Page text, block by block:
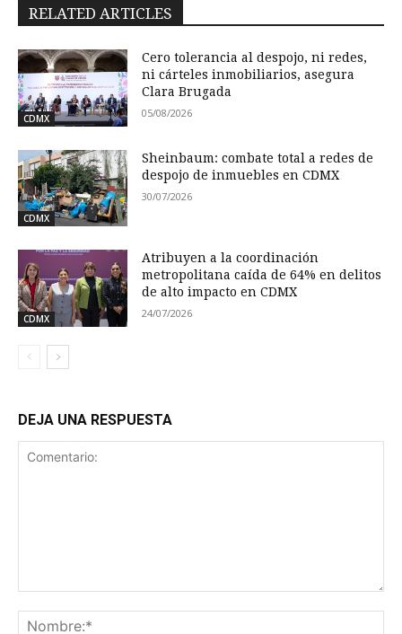
RELATED ARTICLES
CDMX
Cero tolerancia al despojo, ni redes,
ni cárteles inmobiliarios, asegura
Clara Brugada
05/08/2026
CDMX
Sheinbaum: combate total a redes de
despojo de inmuebles en CDMX
30/07/2026
CDMX
Atribuyen a la coordinación
metropolitana caída de 64% en delitos
de alto impacto en CDMX
24/07/2026
DEJA UNA RESPUESTA